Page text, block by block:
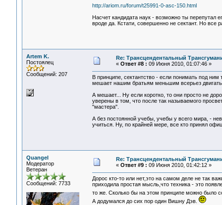
http://ariom.ru/forum/t25991-0-asc-150.html
Насчет кандидата наук - возможно ты
вроде да. Кстати, совершенно не сектант. Но все
Artem K.
Постоялец
Сообщений: 207
Re: Трансцендентальный
« Ответ #8 : 09 Июня 2010, 01:07:46 »
В принципе, сектантство - если понимать под ним
мешает нашим братьям меньшим всерьез двигать
А мешает... Ну если коротко, то они просто не
уверены в том, что после так называемого
"мастера".
А без постоянной учебы, учебы у всего мира, -
учиться. Ну, по крайней мере, все кто принял
Quangel
Модератор
Ветеран
Сообщений: 7733
Re: Трансцендентальный
« Ответ #9 : 09 Июня 2010, 01:42:12 »
Дорос кто-то или нет,это на самом деле не так
приходила простая мысль,что техника - это
то же. Сколько бы на этом принципе можно было
А додумался до сих пор один Вишну Дэв.